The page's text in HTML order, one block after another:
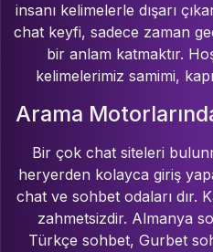
insanı kelimelerle dışarı
chat keyfi, sadece zaman
bir anlam katmaktır.
kelimelerimiz samimi,
Arama
Bir çok chat siteleri
heryerden kolayca giriş
chat ve sohbet odaları dır.
zahmetsizdir. Almanya
Türkçe sohbet, Gurbet